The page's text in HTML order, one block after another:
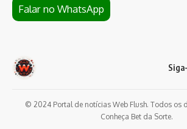
Falar no WhatsApp
© 2024 Portal de notícias Web Flush. Todos os
Conheça Bet da Sorte.